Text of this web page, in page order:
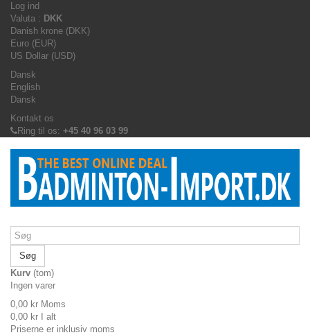
Log ind
Valuta : DKK
Danish krone (DKK)
Euro (EUR)
US Dollar (USD)
Dansk
English
Dansk
Kontakt os
Ring til os: +45 40 96 03 99
Søg
Kurv (tom)
Ingen varer
0,00 kr Moms
0,00 kr I alt
Priserne er inklusiv moms